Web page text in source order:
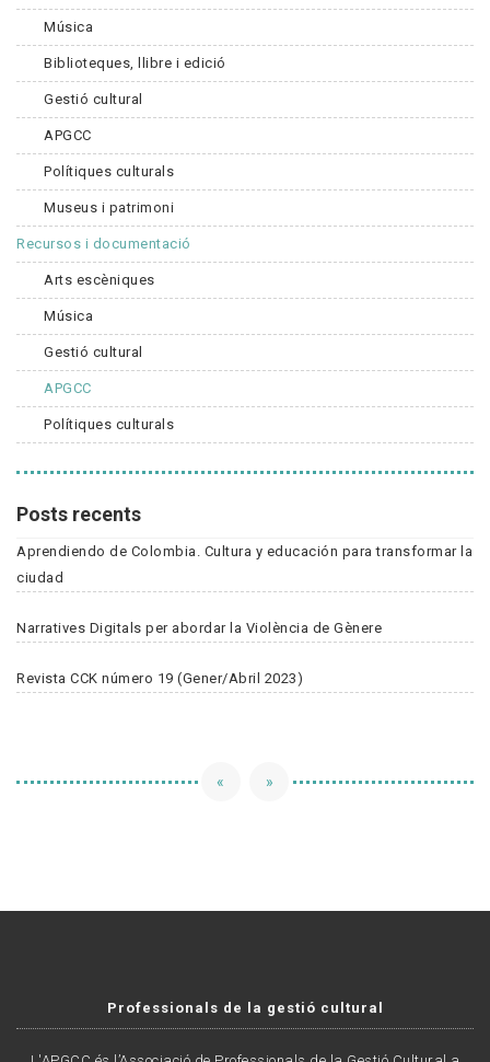
Música
Biblioteques, llibre i edició
Gestió cultural
APGCC
Polítiques culturals
Museus i patrimoni
Recursos i documentació
Arts escèniques
Música
Gestió cultural
APGCC
Polítiques culturals
Posts recents
Aprendiendo de Colombia. Cultura y educación para transformar la
ciudad
Narratives Digitals per abordar la Violència de Gènere
Revista CCK número 19 (Gener/Abril 2023)
« »
Professionals de la gestió cultural